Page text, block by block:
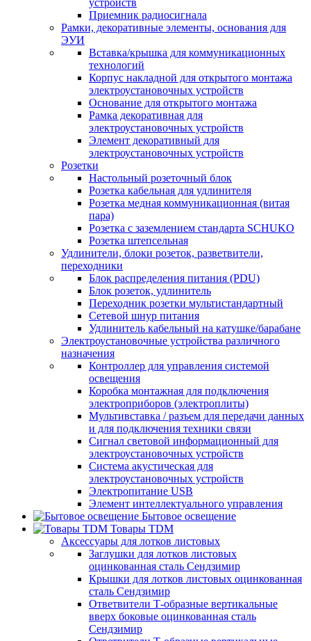
устройств
Приемник радиосигнала
Рамки, декоративные элементы, основания для
ЭУИ
Вставка/крышка для коммуникационных
технологий
Корпус накладной для открытого монтажа
электроустановочных устройств
Основание для открытого монтажа
Рамка декоративная для
электроустановочных устройств
Элемент декоративный для
электроустановочных устройств
Розетки
Настольный розеточный блок
Розетка кабельная для удлинителя
Розетка медная коммуникационная (витая
пара)
Розетка с заземлением стандарта SCHUKO
Розетка штепсельная
Удлинители, блоки розеток, разветвители,
переходники
Блок распределения питания (PDU)
Блок розеток, удлинитель
Переходник розетки мультистандартный
Сетевой шнур питания
Удлинитель кабельный на катушке/барабане
Электроустановочные устройства различного
назначения
Контроллер для управления системой
освещения
Коробка монтажная для подключения
электроприборов (электроплиты)
Мультивставка / разъем для передачи данных
и для подключения техники связи
Сигнал световой информационный для
электроустановочных устройств
Система акустическая для
электроустановочных устройств
Электропитание USB
Элемент интеллектуального управления
Бытовое освещение
Товары TDM
Аксессуары для лотков листовых
Заглушки для лотков листовых
оцинкованная сталь Сендзимир
Крышки для лотков листовых оцинкованная
сталь Сендзимир
Ответвители Т-образные вертикальные
вверх боковые оцинкованная сталь
Сендзимир